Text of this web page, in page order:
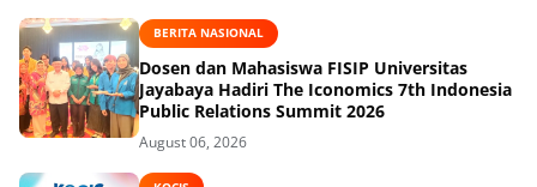
BERITA NASIONAL
Dosen dan Mahasiswa FISIP Universitas
Jayabaya Hadiri The Iconomics 7th Indonesia
Public Relations Summit 2026
August 06, 2026